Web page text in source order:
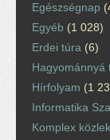
Egészségnap
Egyéb (1 028)
Erdei túra (6)
Hagyománnyá
Hírfolyam (1
Informatika
Komplex